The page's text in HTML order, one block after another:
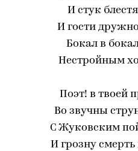
И стук
И гости
Бокал в
Нестройным
Поэт! в твоей
Во звучны
С Жуковским
И грозну